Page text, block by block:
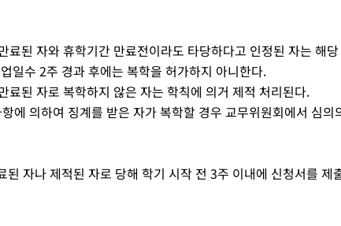
료된 자와 휴학기간 만료전이라도 타당하다고 인정된 자는 해
일수 2주 경과 후에는 복학을 허가하지 아니한다.
료된 자로 복학하지 않은 자는 학칙에 의거 제적 처리된다.
에 의하여 징계를 받은 자가 복학할 경우 교무위원회에서 심
된 자나 제적된 자로 당해 학기 시작 전 3주 이내에 신청서를